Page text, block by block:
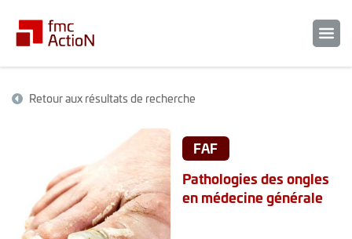
Retour aux résultats de recherche
FAF
Pathologies des ongles
en médecine générale